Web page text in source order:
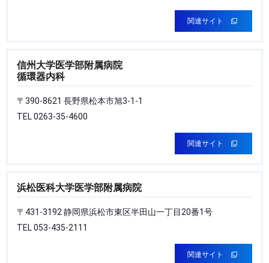
関連サイト
信州大学医学部附属病院
循環器内科
〒390-8621 長野県松本市旭3-1-1
TEL 0263-35-4600
関連サイト
浜松医科大学医学部附属病院
〒431-3192 静岡県浜松市東区半田山一丁目20番1号
TEL 053-435-2111
関連サイト